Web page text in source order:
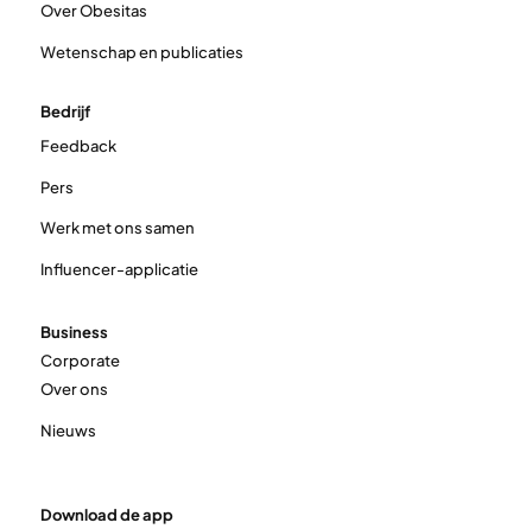
Over Obesitas
Wetenschap en publicaties
Bedrijf
Feedback
Pers
Werk met ons samen
Influencer-applicatie
Business
Corporate
Over ons
Nieuws
Download de app